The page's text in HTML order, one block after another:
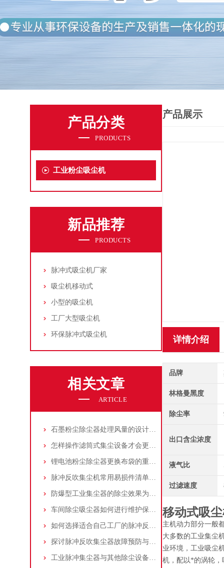
产品分类
PRODUCTS
工业粉尘吸尘机
新品推荐
PRODUCTS
脉冲式吸尘机厂家
吸尘机移动式
小型的吸尘机
工厂大型吸尘机
环保脉冲式吸尘机
相关文章
ARTICLE
石墨粉尘除尘器处理风量的设计，你了解多少
怎样操作滤筒式集尘设备才会更安全
锂电池粉尘除尘器更换布袋的重要性与方法
脉冲反吹集尘机常用易损件清单与更换周期建议
防爆型工业集尘器的除尘效果为何不佳？
车间除尘吸尘器如何进行维护保养？
如何选择适合自己工厂的脉冲反吹工业集尘器
探讨脉冲反吹集尘器故障预防与维护要点
工业脉冲集尘器与其他除尘设备的比较
产品展示
详情介绍
品牌
林格曼黑度
除尘率
出口含尘浓度
液气比
过滤速度
移动式吸
主机动力部分一般
大多数的工业集尘
业环境，工业吸尘
机，配以*的涡轮，